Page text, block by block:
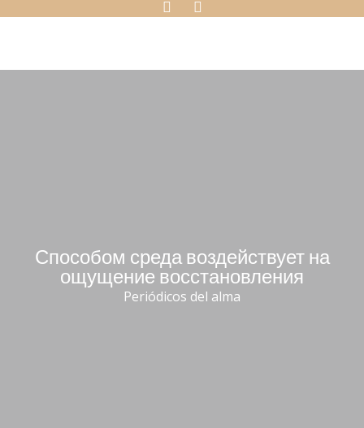
Способом среда воздействует на
ощущение восстановления
Periódicos del alma